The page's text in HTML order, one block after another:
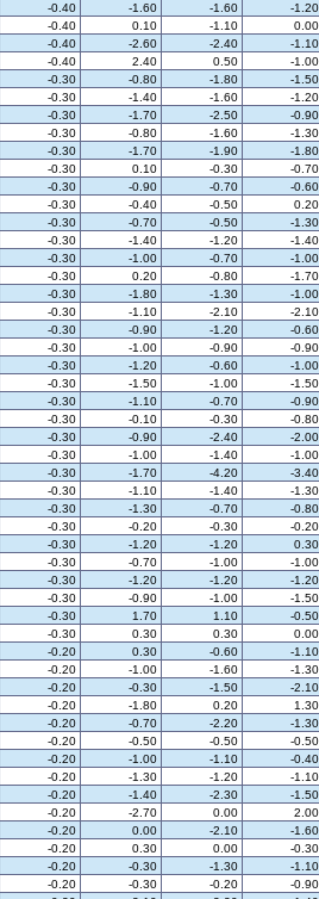
-0.40 -1.60 -1.60 -1.20
-0.40 0.10 -1.10 0.00
-0.40 -2.60 -2.40 -1.10
-0.40 2.40 0.50 -1.00
-0.30 -0.80 -1.80 -1.50
-0.30 -1.40 -1.60 -1.20
-0.30 -1.70 -2.50 -0.90
-0.30 -0.80 -1.60 -1.30
-0.30 -1.70 -1.90 -1.80
-0.30 0.10 -0.30 -0.70
-0.30 -0.90 -0.70 -0.60
-0.30 -0.40 -0.50 0.20
-0.30 -0.70 -0.50 -1.30
-0.30 -1.40 -1.20 -1.40
-0.30 -1.00 -0.70 -1.00
-0.30 0.20 -0.80 -1.70
-0.30 -1.80 -1.30 -1.00
-0.30 -1.10 -2.10 -2.10
-0.30 -0.90 -1.20 -0.60
-0.30 -1.00 -0.90 -0.90
-0.30 -1.20 -0.60 -1.00
-0.30 -1.50 -1.00 -1.50
-0.30 -1.10 -0.70 -0.90
-0.30 -0.10 -0.30 -0.80
-0.30 -0.90 -2.40 -2.00
-0.30 -1.00 -1.40 -1.00
-0.30 -1.70 -4.20 -3.40
-0.30 -1.10 -1.40 -1.30
-0.30 -1.30 -0.70 -0.80
-0.30 -0.20 -0.30 -0.20
-0.30 -1.20 -1.20 0.30
-0.30 -0.70 -1.00 -1.00
-0.30 -1.20 -1.20 -1.20
-0.30 -0.90 -1.00 -1.50
-0.30 1.70 1.10 -0.50
-0.30 0.30 0.30 0.00
-0.20 0.30 -0.60 -1.10
-0.20 -1.00 -1.60 -1.30
-0.20 -0.30 -1.50 -2.10
-0.20 -1.80 0.20 1.30
-0.20 -0.70 -2.20 -1.30
-0.20 -0.50 -0.50 -0.50
-0.20 -1.00 -1.10 -0.40
-0.20 -1.30 -1.20 -1.10
-0.20 -1.40 -2.30 -1.50
-0.20 -2.70 0.00 2.00
-0.20 0.00 -2.10 -1.60
-0.20 0.30 0.00 -0.30
-0.20 -0.30 -1.30 -1.10
-0.20 -0.30 -0.20 -0.90